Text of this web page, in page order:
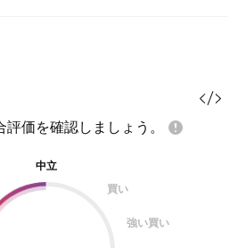
価を確認しましょう。
中立
買い
強い買い